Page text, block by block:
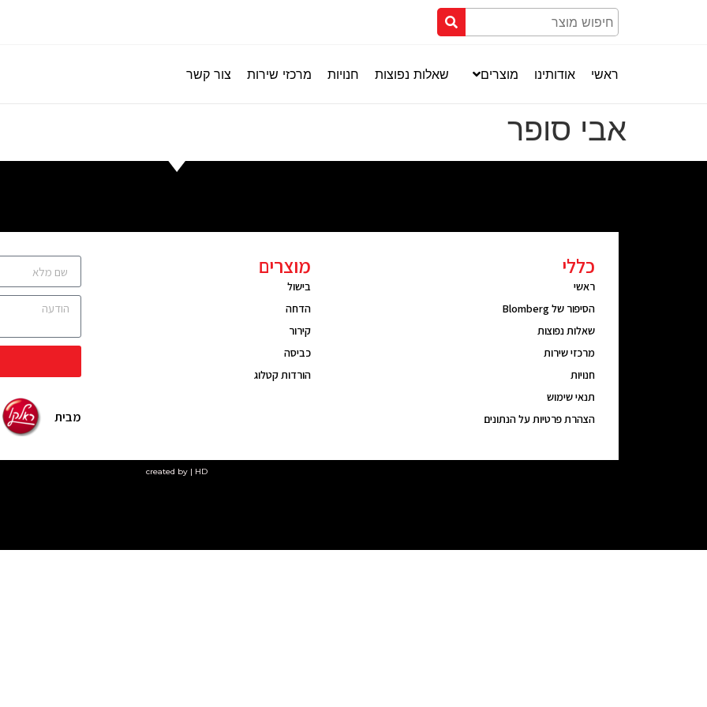
ראשי אודותינו מוצרים שאלות נפוצות חנויות מרכזי שירות צור קשר
אבי סופר
כללי
ראשי
הסיפור של Blomberg
שאלות נפוצות
מרכזי שירות
חנויות
תנאי שימוש
הצהרת פרטיות על הנתונים
מוצרים
בישול
הדחה
קירור
כביסה
הורדות קטלוג
מבית
created by | HD